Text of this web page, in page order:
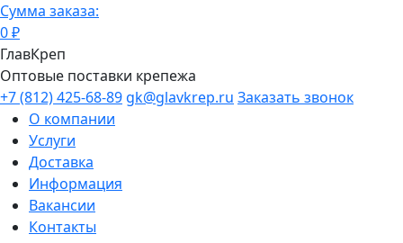
Сумма заказа:
0₽
ГлавКреп
Оптовые поставки крепежа
+7 (812) 425-68-89 gk@glavkrep.ru Заказать звонок
О компании
Услуги
Доставка
Информация
Вакансии
Контакты